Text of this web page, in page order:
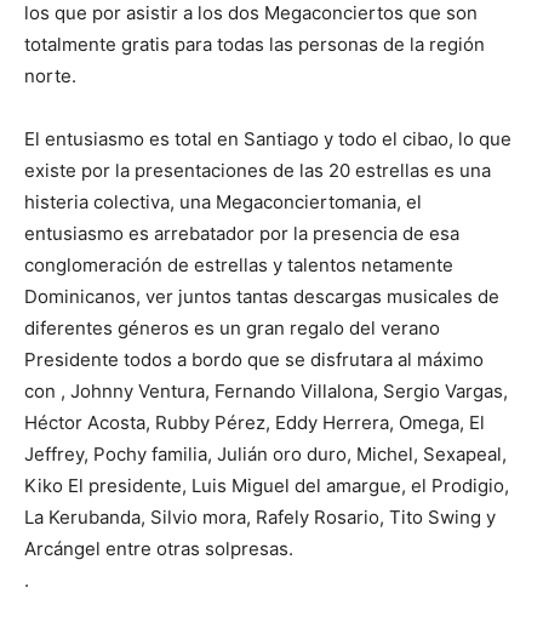
los que por asistir a los dos Megaconciertos que son
totalmente gratis para todas las personas de la región
norte.
El entusiasmo es total en Santiago y todo el cibao, lo que
existe por la presentaciones de las 20 estrellas es una
histeria colectiva, una Megaconciertomania, el
entusiasmo es arrebatador por la presencia de esa
conglomeración de estrellas y talentos netamente
Dominicanos, ver juntos tantas descargas musicales de
diferentes géneros es un gran regalo del verano
Presidente todos a bordo que se disfrutara al máximo
con , Johnny Ventura, Fernando Villalona, Sergio Vargas,
Héctor Acosta, Rubby Pérez, Eddy Herrera, Omega, El
Jeffrey, Pochy familia, Julián oro duro, Michel, Sexapeal,
Kiko El presidente, Luis Miguel del amargue, el Prodigio,
La Kerubanda, Silvio mora, Rafely Rosario, Tito Swing y
Arcángel entre otras solpresas.
.